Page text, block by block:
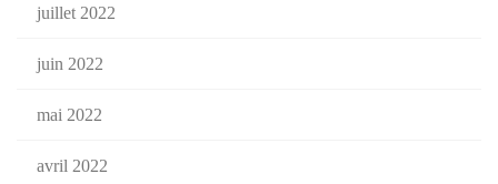
juillet 2022
juin 2022
mai 2022
avril 2022